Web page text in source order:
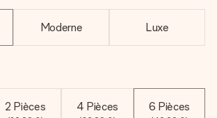
Moderne Luxe
2 Pièces 4 Pièces 6 Pièces